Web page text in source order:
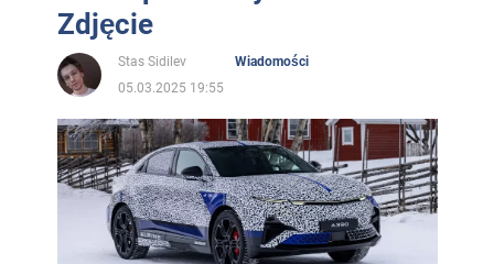
Zdjęcie
Stas Sidilev
Wiadomości
05.03.2025 19:55